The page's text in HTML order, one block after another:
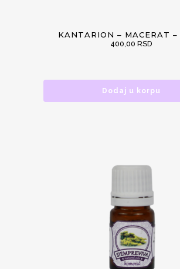
KANTARION – MACERAT –
400,00 RSD
Dodaj u korpu